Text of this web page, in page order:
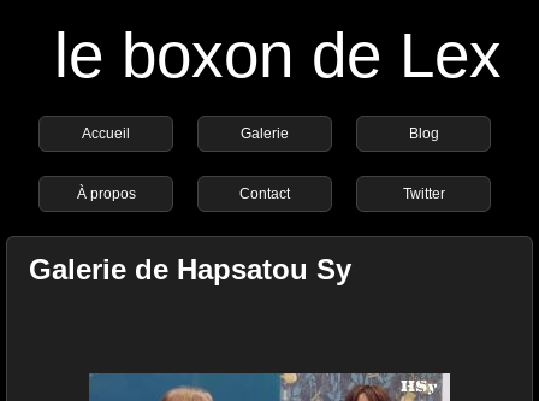
le boxon de Lex
Accueil Galerie Blog
À propos Contact Twitter
Galerie de Hapsatou Sy